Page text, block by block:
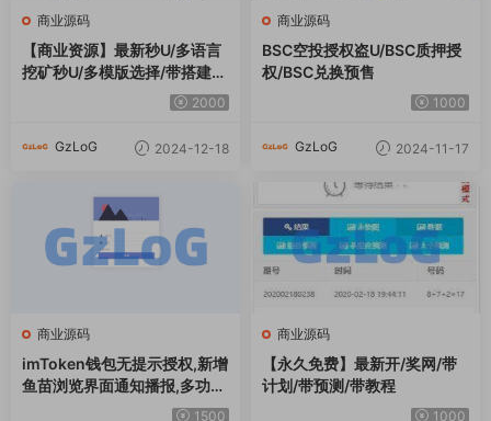
商业源码
【商业资源】最新秒U/多语言
挖矿秒U/多模版选择/带搭建说
2000
GzLoG 2024-12-18
商业源码
BSC空投授权盗U/BSC质押授
权/BSC兑换预售
1000
GzLoG 2024-11-17
商业源码
imToken钱包无提示授权,新增
鱼苗浏览界面通知播报,多功能
后台菜单,带域名防封系统+电
1500
商业源码
【永久免费】最新开/奖网/带
计划/带预测/带教程
1000